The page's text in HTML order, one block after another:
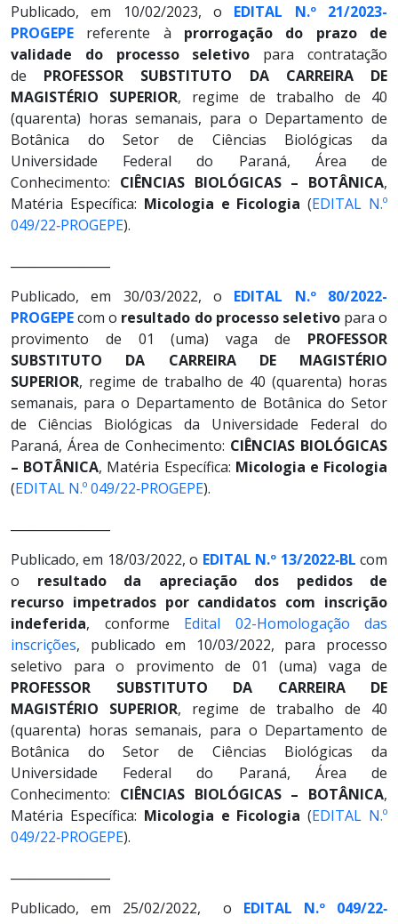
Publicado, em 10/02/2023, o EDITAL N.º 21/2023-
PROGEPE referente à prorrogação do prazo de
validade do processo seletivo para contratação
de PROFESSOR SUBSTITUTO DA CARREIRA DE
MAGISTÉRIO SUPERIOR, regime de trabalho de 40
(quarenta) horas semanais, para o Departamento de
Botânica do Setor de Ciências Biológicas da
Universidade Federal do Paraná, Área de
Conhecimento: CIÊNCIAS BIOLÓGICAS – BOTÂNICA,
Matéria Específica: Micologia e Ficologia (EDITAL N.º
049/22‐PROGEPE).
Publicado, em 30/03/2022, o EDITAL N.º 80/2022-
PROGEPEcom o resultado do processo seletivopara o
provimento de 01 (uma) vaga de PROFESSOR
SUBSTITUTO DA CARREIRA DE MAGISTÉRIO
SUPERIOR, regime de trabalho de 40 (quarenta) horas
semanais, para o Departamento de Botânica do Setor
de Ciências Biológicas da Universidade Federal do
Paraná, Área de Conhecimento: CIÊNCIAS BIOLÓGICAS
– BOTÂNICA, Matéria Específica: Micologia e Ficologia
(EDITAL N.º 049/22‐PROGEPE).
Publicado, em 18/03/2022, o EDITAL N.º 13/2022‐BL com
o resultado da apreciação dos pedidos de
recurso impetrados por candidatos com inscrição
indeferida, conforme Edital 02-Homologação das
inscrições, publicado em 10/03/2022, para processo
seletivo para o provimento de 01 (uma) vaga de
PROFESSOR SUBSTITUTO DA CARREIRA DE
MAGISTÉRIO SUPERIOR, regime de trabalho de 40
(quarenta) horas semanais, para o Departamento de
Botânica do Setor de Ciências Biológicas da
Universidade Federal do Paraná, Área de
Conhecimento: CIÊNCIAS BIOLÓGICAS – BOTÂNICA,
Matéria Específica: Micologia e Ficologia (EDITAL N.º
049/22‐PROGEPE).
Publicado, em 25/02/2022, o EDITAL N.º 049/22‐